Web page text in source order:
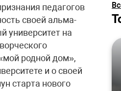
педагогов
своей альма-
университет на
родной дом»,
и о своей
старта нового